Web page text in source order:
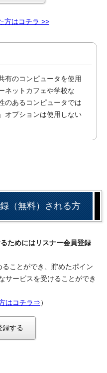
方はコチラ >>
有のコンピュータを使用
ネットカフェや学校な
のあるコンピュータでは
オプションは使用しない
（無料）される方
ためにはリスナー会員登録
ことができ、貯めたポイン
サービスを受けることができ
はコチラ⇒）
録する